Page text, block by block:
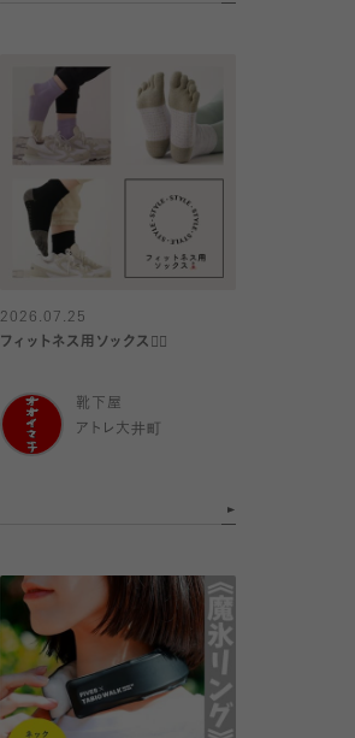
2026.07.25
フィットネス用ソックス🏋️‍♀️
靴下屋
アトレ大井町